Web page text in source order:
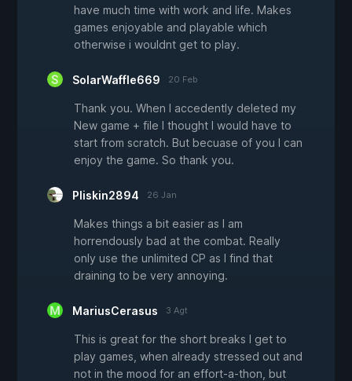
have much time with work and life. Makes
games enjoyable and playable which
otherwise i wouldnt get to play.
SolarWaffle669 20 Feb
Thank you. When I accedently deleted my
New game + file I thought I would have to
start from scratch. But becuase of you I can
enjoy the game. So thank you.
Pliskin2894 26 Jan
Makes things a bit easier as I am
horrendously bad at the combat. Really
only use the unlimited CP as I find that
draining to be very annoying.
MariusCerasus 3 Agt
This is great for the short breaks I get to
play games, when already stressed out and
not in the mood for an effort-a-thon, but